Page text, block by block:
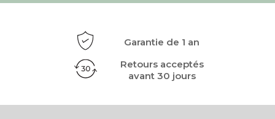
Garantie de 1 an
Retours acceptés
avant 30 jours